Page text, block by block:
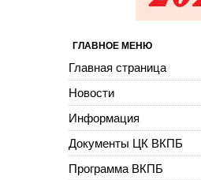
ГЛАВНОЕ МЕНЮ
Главная страница
Новости
Информация
Документы ЦК ВКПБ
Программа ВКПБ